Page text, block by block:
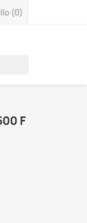
(0)
F